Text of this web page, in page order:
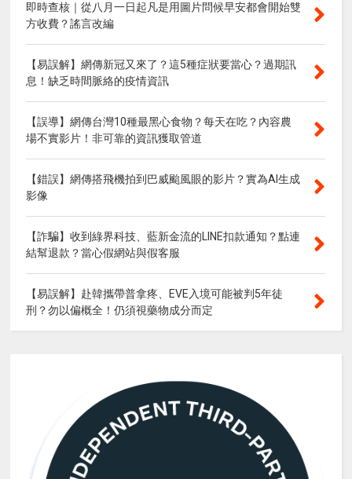
即時查核｜從八月一日起凡是用圖片問候早安都會開始雙
方收費？謠言改編
【易誤解】網傳新冠又來了？這5種症狀要當心？過期訊
息！缺乏時間脈絡的疫情資訊
【誤導】網傳台灣10種最黑心食物？每天在吃？內容農
場不實影片！非可靠的資訊獲取管道
【錯誤】網傳搭飛機拍到巴威颱風眼的影片？實為AI生成
影像
【詐騙】收到綠界科技、藍新金流的LINE扣款通知？點連
結幫退款？當心假網站與假客服
【易誤解】赴韓攜帶普拿疼、EVE入境可能被判5年徒
刑？勿以偏概全！仍須視藥物成分而定